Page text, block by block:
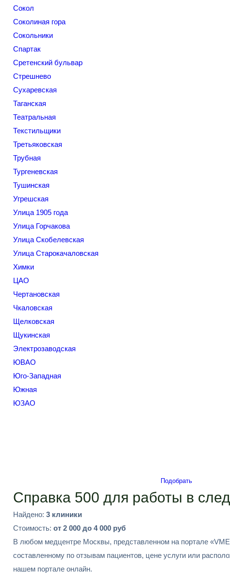
Сокол
Соколиная гора
Сокольники
Спартак
Сретенский бульвар
Стрешнево
Сухаревская
Таганская
Театральная
Текстильщики
Третьяковская
Трубная
Тургеневская
Тушинская
Угрешская
Улица 1905 года
Улица Горчакова
Улица Скобелевская
Улица Старокачаловская
Химки
ЦАО
Чертановская
Чкаловская
Щелковская
Щукинская
Электрозаводская
ЮВАО
Юго-Западная
Южная
ЮЗАО
Подобрать
Справка 500 для работы в
Найдено: 3 клиники
Стоимость: от 2 000 до 4 000 руб
В любом медцентре Москвы, представленном на портале
составленному по отзывам пациентов, цене услуги или
нашем портале онлайн.